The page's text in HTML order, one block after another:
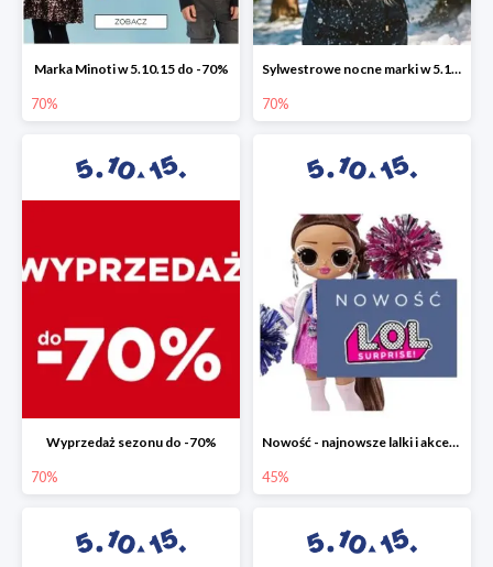
Marka Minoti w 5.10.15 do -70%
70%
Sylwestrowe nocne marki w 5.10.15 do -70%
70%
Wyprzedaż sezonu do -70%
70%
Nowość - najnowsze lalki i akcesoria L.O.L. w 5.10.15 do -45%
45%